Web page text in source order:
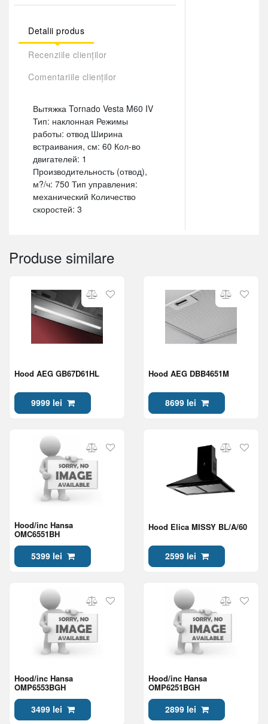
Detalii produs
Recenziile clienților
Comentariile clienților
Вытяжка Tornado Vesta M60 IV
Тип: наклонная Режимы
работы: отвод Ширина
встраивания, см: 60 Кол-во
двигателей: 1
Производительность (отвод),
м?/ч: 750 Тип управления:
механический Количество
скоростей: 3
Produse similare
Hood AEG GB67D61HL
9999 lei
Hood AEG DBB4651M
8699 lei
Hood/inc Hansa
OMC6551BH
5399 lei
Hood Elica MISSY BL/A/60
2599 lei
Hood/inc Hansa
OMP6553BGH
3499 lei
Hood/inc Hansa
OMP6251BGH
2899 lei